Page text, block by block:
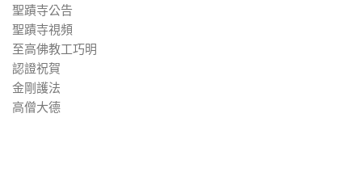
聖蹟寺公告
聖蹟寺視頻
至高佛教工巧明
認證祝賀
金剛護法
高僧大德